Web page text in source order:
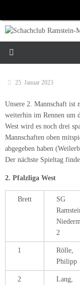
springen
25. Januar 2023
Unsere 2. Mannschaft ist
weiterhin im Rennen um
West wird es noch drei
Mannschaften oben
abgegeben haben
Der nächste Spieltag
2. Pfalzliga West
Brett
SG
2
1
Rölle,
Philipp
2
Lang,